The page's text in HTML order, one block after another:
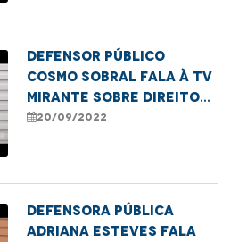
Defensor público
Cosmo Sobral fala à TV
Mirante sobre direitos
dos idosos
20/09/2022
Defensora pública
Adriana Esteves fala